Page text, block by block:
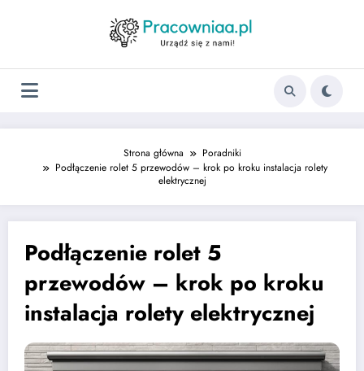
Strona główna
Poradniki
Podłączenie rolet 5 przewodów – krok po kroku instalacja rolety
elektrycznej
Podłączenie rolet 5
przewodów – krok po kroku
instalacja rolety elektrycznej